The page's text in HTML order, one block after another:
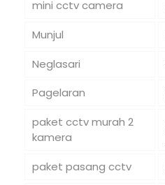
mini cctv camera
Munjul
Neglasari
Pagelaran
paket cctv murah 2
kamera
paket pasang cctv